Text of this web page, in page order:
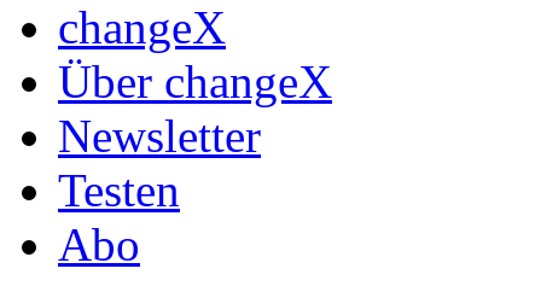
changeX
Über changeX
Newsletter
Testen
Abo